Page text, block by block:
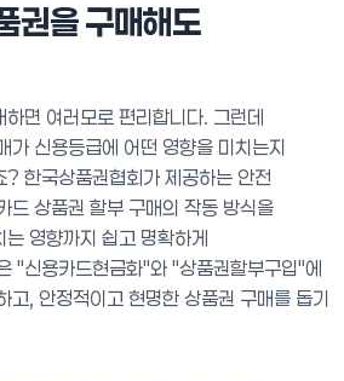
권을 구매해도
면 여러모로 편리합니다. 그런데
가 신용등급에 어떤 영향을 미치는지
? 한국상품권협회가 제공하는 안전
드 상품권 할부 구매의 작동 방식을
영향까지 쉽고 명확하게
"신용카드현금화"와 "상품권할부구입"에
고, 안정적이고 현명한 상품권 구매를 돕기